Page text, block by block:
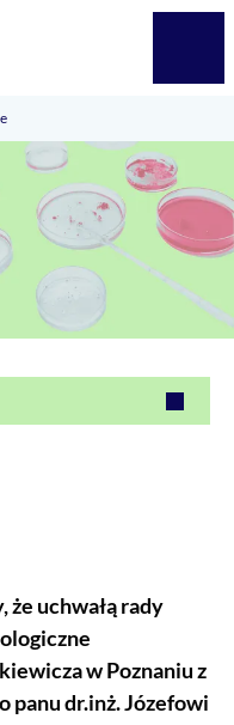
uchwałą rady
w Poznaniu z
panu dr.inż. Józefowi